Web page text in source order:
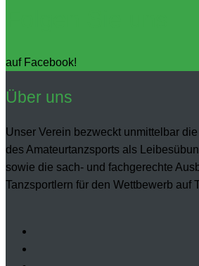
auf Facebook!
Über uns
Unser Verein bezweckt unmittelbar
des Amateurtanzsports als
sowie die sach- und fachgerechte
Tanzsportlern für den Wettbewerb auf